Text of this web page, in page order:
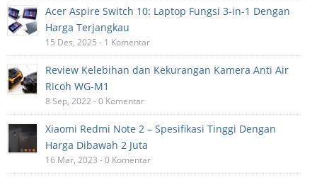
Acer Aspire Switch 10: Laptop Fungsi 3-in-1 Dengan
Harga Terjangkau
15 Des, 2025 - 1 Komentar
Review Kelebihan dan Kekurangan Kamera Anti Air
Ricoh WG-M1
8 Sep, 2022 - 0 Komentar
Xiaomi Redmi Note 2 – Spesifikasi Tinggi Dengan
Harga Dibawah 2 Juta
16 Mar, 2023 - 0 Komentar